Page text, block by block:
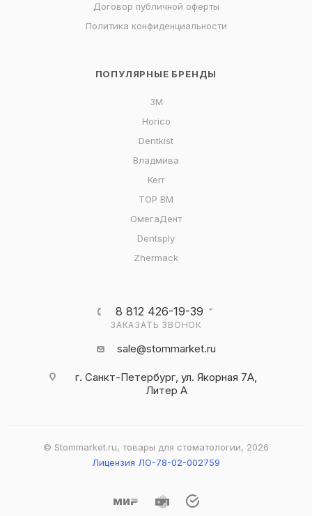
Договор публичной оферты
Политика конфиденциальности
ПОПУЛЯРНЫЕ БРЕНДЫ
3M
Horico
Dentkist
Владмива
Kerr
ТОР ВМ
ОмегаДент
Dentsply
Zhermack
8 812 426-19-39
ЗАКАЗАТЬ ЗВОНОК
sale@stommarket.ru
г. Cанкт-Петербург, ул. Якорная 7А,
Литер А
© Stommarket.ru, товары для стоматологии, 2026
Лицензия ЛО-78-02-002759